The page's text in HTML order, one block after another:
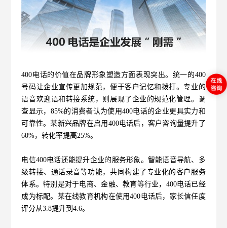
400电话的价值在品牌形象塑造方面表现突出。统一的400
号码让企业宣传更加规范，便于客户记忆和拨打。专业的
语音欢迎语和转接系统，则展现了企业的规范化管理。调
查显示，85%的消费者认为使用400电话的企业更具实力和
可靠性。某新兴品牌在启用400电话后，客户咨询量提升了
60%，转化率提高25%。
电信400电话还能提升企业的服务形象。智能语音导航、多
级转接、通话录音等功能，共同构建了专业化的客户服务
体系。特别是对于电商、金融、教育等行业，400电话已经
成为标配。某在线教育机构在使用400电话后，家长信任度
评分从3.8提升到4.6。